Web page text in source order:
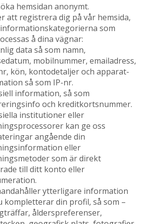
hemsidan anonymt.
att registrera dig på vår hemsida,
som
å dina vägnar:
data så som namn,
mobilnummer, emailadress,
kön, kontodetaljer och apparat-
så som IP-nr.
information, så som
och kreditkortsnummer.
institutioner eller
kan ge oss
angående din
eller
som är direkt
till ditt konto eller
ytterligare information
kompletterar din profil, så som –
ålderspreferenser,